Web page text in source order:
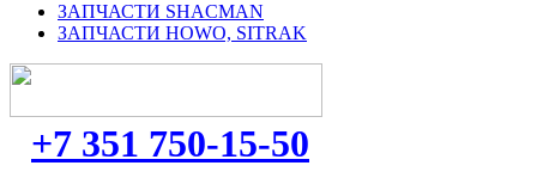
ЗАПЧАСТИ SHACMAN
ЗАПЧАСТИ HOWO, SITRAK
+7 351 750-15-50